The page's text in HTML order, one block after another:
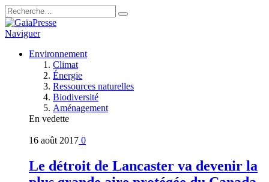
Naviguer
Environnement
Climat
Énergie
Ressources naturelles
Biodiversité
Aménagement
En vedette
16 août 2017 0
Le détroit de Lancaster va devenir la